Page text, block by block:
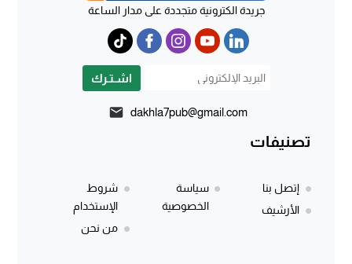
جريدة الكترونية متجددة على مدار الساعة
اشـتـرك
dakhla7pub@gmail.com
تصنيفات
إتصل بنا
الأرشيف
سياسة
الخصوصية
شروط
الإستخدام
من نحن